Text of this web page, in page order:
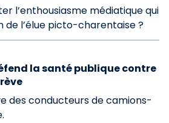
l’enthousiasme médiatique qui
de l’élue picto-charentaise ?
la santé publique contre
des conducteurs de camions-